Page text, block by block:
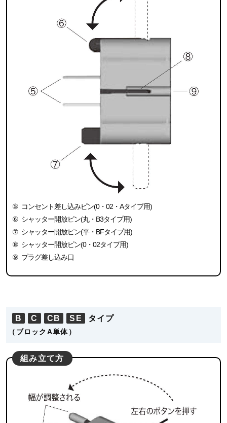
⑤ コンセント差し込みピン(0・02・Aタイプ用)
⑥ シャッター開放ピン(丸・B3タイプ用)
⑦ シャッター開放ピン(平・BFタイプ用)
⑧ シャッター開放ピン(0・02タイプ用)
⑨ プラグ差し込み口
B C CB SE タイプ
（ブロックA単体）
組み立て方